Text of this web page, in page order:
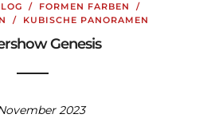
/ FORMEN FARBEN
/
/ KUBISCHE PANORAMEN
Genesis
2023